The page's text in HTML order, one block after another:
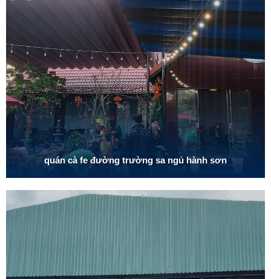
quán cà fe đường trường sa ngủ hành sơn